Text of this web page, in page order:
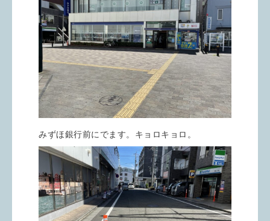
みずほ銀行前にでます。キョロキョロ。